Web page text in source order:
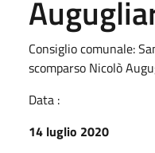
Consiglio comunale:
scomparso Nicolò
Data :
14 luglio 2020